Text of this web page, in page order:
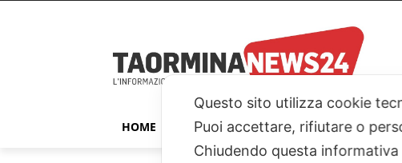
HOME TAORMINA ITALIA – ESTERI
Questo sito utilizza cookie
Puoi accettare, rifiutare o
Chiudendo questa